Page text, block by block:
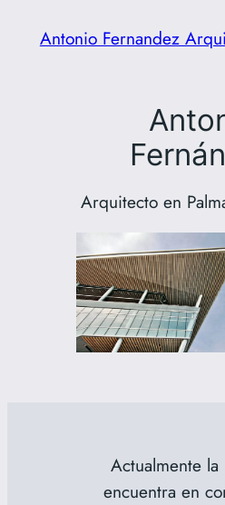
Antonio Fernandez
Arquitecto en
Actualmente
encuentra en